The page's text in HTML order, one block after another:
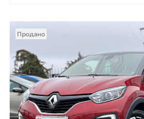
Продано